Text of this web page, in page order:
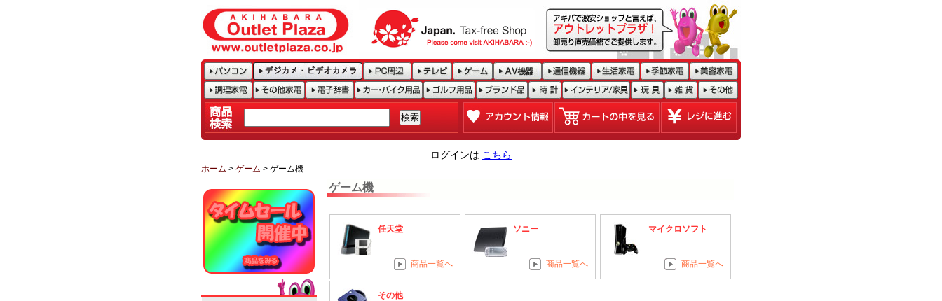
ログインは こちら
ホーム > ゲーム > ゲーム機
ゲーム機
任天堂
商品一覧へ
ソニー
商品一覧へ
マイクロソフト
商品一覧へ
その他